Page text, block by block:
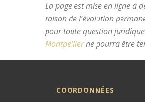
La page est mise en ligne à
raison de l’évolution
pour toute question
Montpellierne pourra être
COORDONNÉES